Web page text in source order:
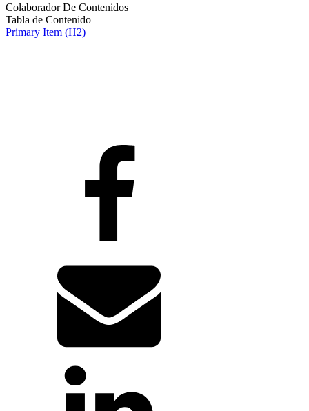
Colaborador De Contenidos
Tabla de Contenido
Primary Item (H2)